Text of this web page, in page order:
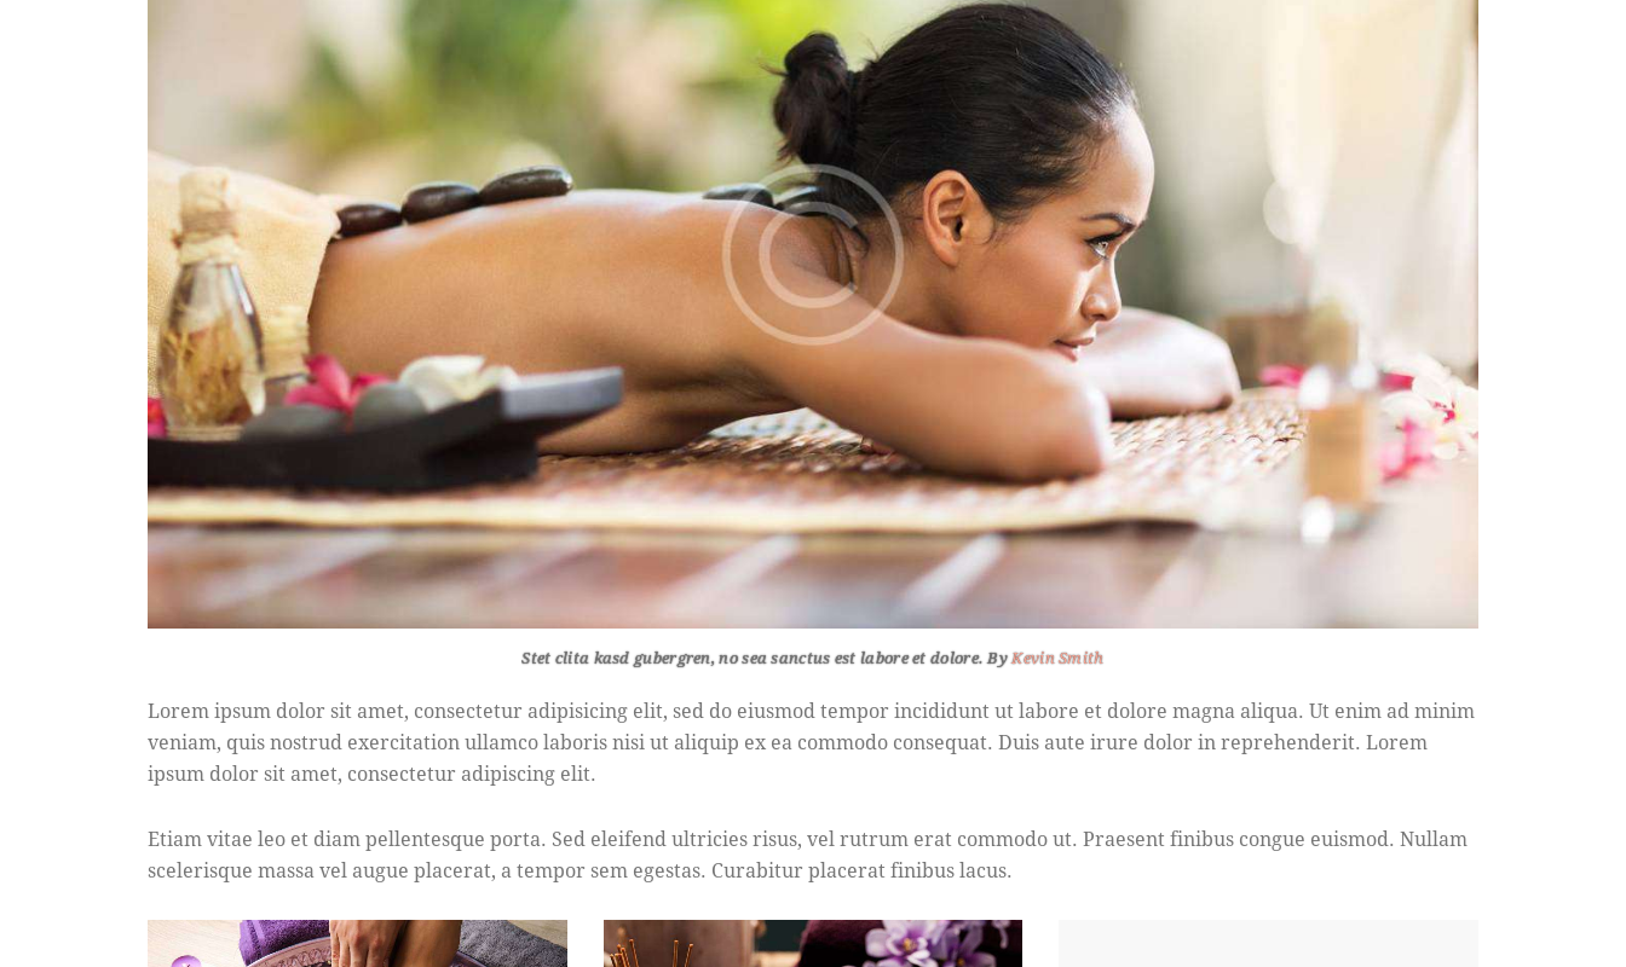
Stet clita kasd gubergren, no sea sanctus est labore et dolore. ByKevin Smith
Lorem ipsum dolor sit amet, consectetur adipisicing elit, sed do eiusmod tempor incididunt ut labore et dolore magna aliqua. Ut enim ad minim
veniam, quis nostrud exercitation ullamco laboris nisi ut aliquip ex ea commodo consequat. Duis aute irure dolor in reprehenderit. Lorem
ipsum dolor sit amet, consectetur adipiscing elit.
Etiam vitae leo et diam pellentesque porta. Sed eleifend ultricies risus, vel rutrum erat commodo ut. Praesent finibus congue euismod. Nullam
scelerisque massa vel augue placerat, a tempor sem egestas. Curabitur placerat finibus lacus.